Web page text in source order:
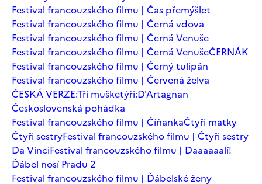
Festival francouzského filmu | Čas přemýšlet
Festival francouzského filmu | Černá vdova
Festival francouzského filmu | Černá Venuše
Festival francouzského filmu | Černá VenušeČERNÁK
Festival francouzského filmu | Černý tulipán
Festival francouzského filmu | Červená želva
ČESKÁ VERZE:Tři mušketýři:D'Artagnan
Československá pohádka
Festival francouzského filmu | ČíňankaČtyři matky
Čtyři sestryFestival francouzského filmu | Čtyři sestry
Da VinciFestival francouzského filmu | Daaaaaalí!
Ďábel nosí Pradu 2
Festival francouzského filmu | Ďábelské ženy